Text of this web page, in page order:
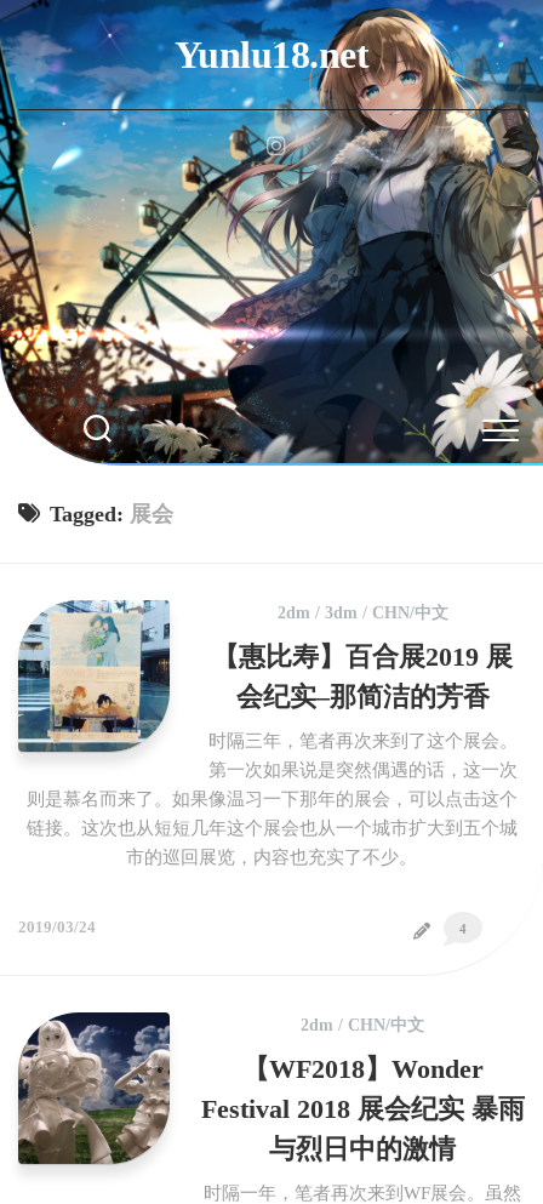
Skip
to
content
Yunlu18.net
Tagged: 展会
2dm / 3dm / CHN/中文
【惠比寿】百合展2019 展
会纪实–那简洁的芳香
时隔三年，笔者再次来到了这个展会。
第一次如果说是突然偶遇的话，这一次
则是慕名而来了。如果像温习一下那年的展会，可以点击这个
链接。这次也从短短几年这个展会也从一个城市扩大到五个城
市的巡回展览，内容也充实了不少。
4
2019/03/24
2dm / CHN/中文
【WF2018】Wonder
Festival 2018 展会纪实 暴雨
与烈日中的激情
时隔一年，笔者再次来到WF展会。虽然